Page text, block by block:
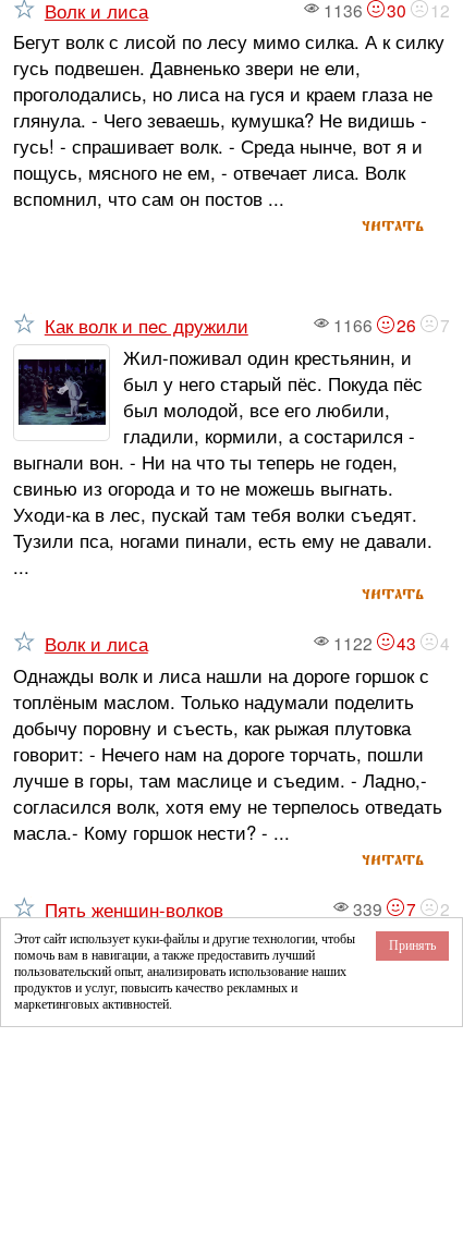
1136 30 12
Волк и лиса
Бегут волк с лисой по лесу мимо силка. А к силку
гусь подвешен. Давненько звери не ели,
проголодались, но лиса на гyся и краем глаза не
глянула. - Чего зеваешь, кумушка? Не видишь -
гусь! - спрашивает волк. - Среда нынче, вот я и
пощусь, мясного не ем, - отвечает лиса. Волк
вспомнил, что сам он постов ...
читать
1166 26 7
Как волк и пeс дружили
Жил-поживал один крестьянин, и
был у него старый пёс. Покуда пёс
был молодой, все его любили,
гладили, кормили, а состарился -
выгнали вон. - Ни на что ты теперь не годен,
свинью из огорода и то не можешь выгнать.
Уходи-ка в лес, пускай там тебя волки съедят.
Тузили пса, ногами пинали, есть ему не давали.
...
читать
1122 43 4
Волк и лиса
Однажды волк и лиса нашли на дороге горшок с
топлёным маслом. Только надумали поделить
добычу поровну и съесть, как рыжая плутовка
говорит: - Нечего нам на дороге торчать, пошли
лучше в горы, там маслице и съедим. - Ладно,-
согласился волк, хотя ему не терпелось отведать
масла.- Кому горшок нести? - ...
читать
339 7 2
Пять женщин-волков
Жили-были пять женщин. Долго ли, коротко ли
так жили, однажды старшая сестра их говорит: -
Я ваша старшая сестра, поэтому вот что скажу:
здесь в низовьях реки живет сын старика.
Этот сайт использует куки-файлы и другие технологии, чтобы
помочь вам в навигации, а также предоставить лучший
пользовательский опыт, анализировать использование наших
продуктов и услуг, повысить качество рекламных и
маркетинговых активностей.
Принять